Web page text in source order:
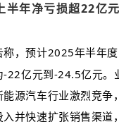
半年净亏损超22亿元
称，预计2025年半年
-22亿元到-24.5亿元。
源汽车行业激烈竞争
并快速扩张销售渠道